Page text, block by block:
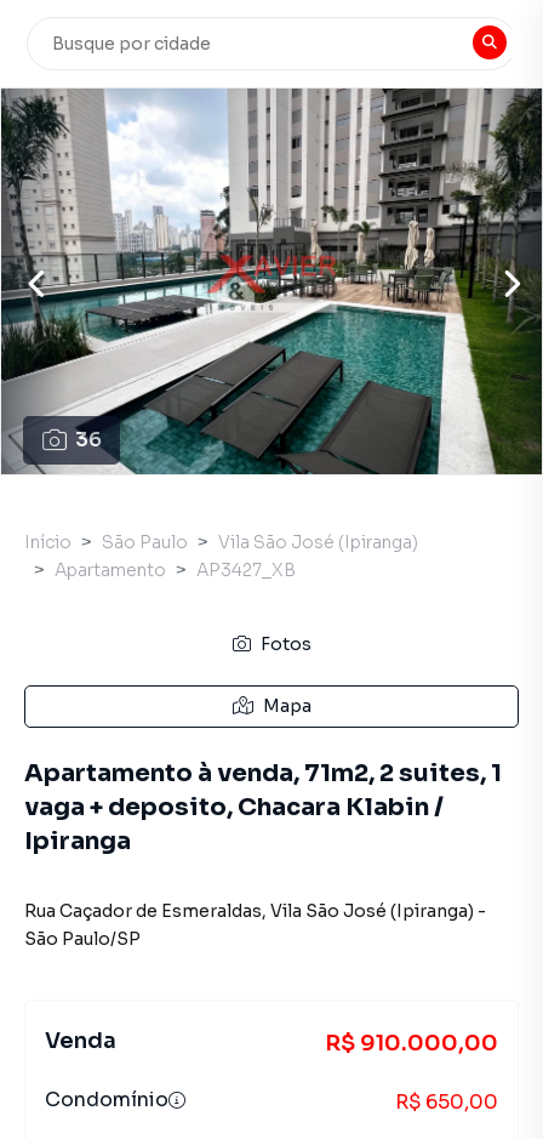
36
Início São Paulo
Vila São José (Ipiranga)
Apartamento
AP3427_XB
Fotos
Mapa
Apartamento à venda, 71m2, 2 suites, 1
vaga + deposito, Chacara Klabin /
Ipiranga
Rua Caçador de Esmeraldas, Vila São José (Ipiranga) -
São Paulo/SP
Venda R$ 910.000,00
Condomínio R$ 650,00